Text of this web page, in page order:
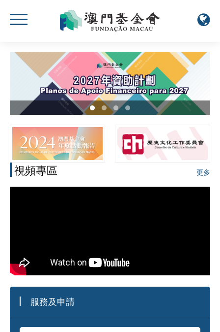
視頻專區 更多
服務及申請